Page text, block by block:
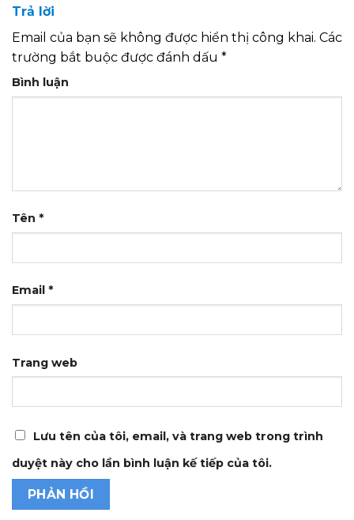
Trả lời
Email của bạn sẽ không được hiển thị công khai. Các
trường bắt buộc được đánh dấu *
Bình luận
Tên *
Email *
Trang web
Lưu tên của tôi, email, và trang web trong trình
duyệt này cho lần bình luận kế tiếp của tôi.